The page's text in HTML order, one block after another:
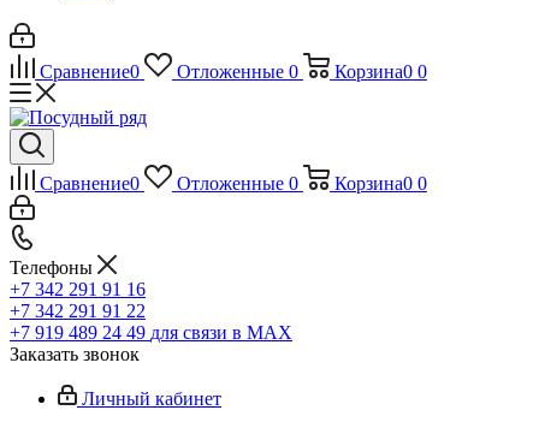
Сравнение0 Отложенные 0 Корзина0 0
Сравнение0 Отложенные 0 Корзина0 0
Телефоны
+7 342 291 91 16
+7 342 291 91 22
+7 919 489 24 49 для связи в МАХ
Заказать звонок
Личный кабинет